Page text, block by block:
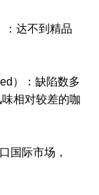
：达不到精品
）：缺陷数多
相对较差的咖
国际市场，